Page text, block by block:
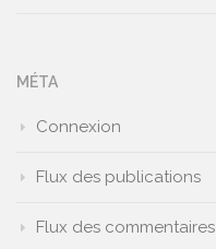
MÉTA
Connexion
Flux des publications
Flux des commentaires